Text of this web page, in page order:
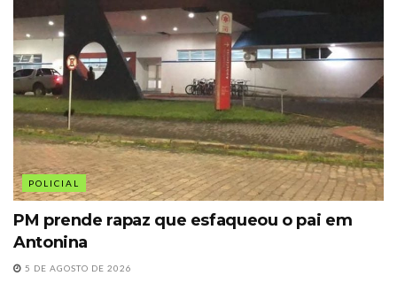
POLICIAL
PM prende rapaz que esfaqueou o pai em
Antonina
5 DE AGOSTO DE 2026